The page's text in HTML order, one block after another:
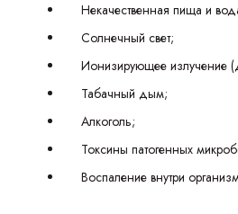
Некачественная пища и
Солнечный свет;
Ионизирующее излучение
Табачный дым;
Алкоголь;
Токсины патогенных
Воспаление внутри